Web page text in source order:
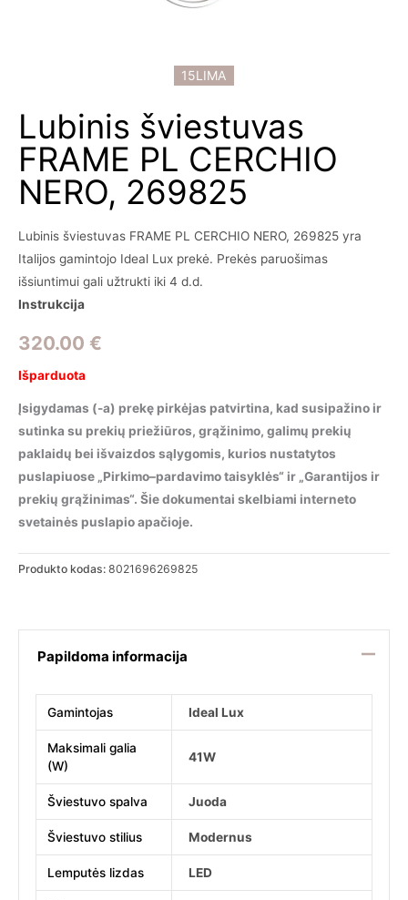
15LIMA
Lubinis šviestuvas
FRAME PL CERCHIO
NERO, 269825
Lubinis šviestuvas FRAME PL CERCHIO NERO, 269825 yra
Italijos gamintojo Ideal Lux prekė. Prekės paruošimas
išsiuntimui gali užtrukti iki 4 d.d.
Instrukcija
320.00 €
Išparduota
Įsigydamas (-a) prekę pirkėjas patvirtina, kad susipažino ir
sutinka su prekių priežiūros, grąžinimo, galimų prekių
paklaidų bei išvaizdos sąlygomis, kurios nustatytos
puslapiuose „Pirkimo–pardavimo taisyklės“ ir „Garantijos ir
prekių grąžinimas“. Šie dokumentai skelbiami interneto
svetainės puslapio apačioje.
Produkto kodas: 8021696269825
Papildoma informacija
Gamintojas Ideal Lux
Maksimali galia
(W)
41W
Šviestuvo spalva Juoda
Šviestuvo stilius Modernus
Lemputės lizdas LED